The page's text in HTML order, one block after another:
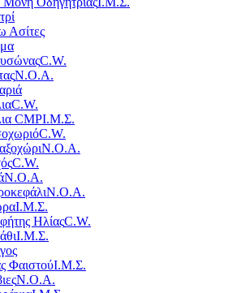
Ασίτες
C.W.
Ν.Ο.Α.
C.W.
CMPΙ.Μ.Σ.
C.W.
Ν.Ο.Α.
C.W.
Ν.Ο.Α.
Ν.Ο.Α.
Ι.Μ.Σ.
ΗλίαςC.W.
Ι.Μ.Σ.
ΦαιστούΙ.Μ.Σ.
Ν.Ο.Α.